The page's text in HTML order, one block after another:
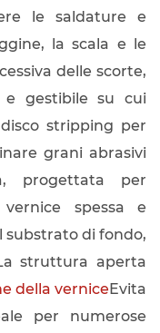
le saldature e
la scala e le
delle scorte,
e gestibile su cui
stripping per
grani abrasivi
progettata per
spessa e
substrato di fondo,
struttura aperta
della verniceEvita
per numerose